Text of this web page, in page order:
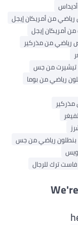
من أمريكان إيجل
أمريكان إيجل
رياضي من مذركير
تيشيرت من جس
رياضي من بوما
بنطلون رياضي من جس
ترك للرجال